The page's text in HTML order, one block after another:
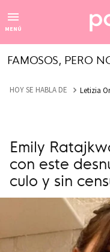
MENÚ
FAMOSOS, PERO
HOY SE HABLA DE Letizia
Emily
con este
culo y sin